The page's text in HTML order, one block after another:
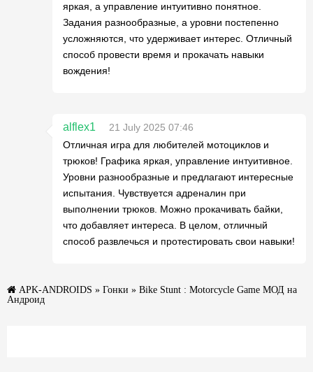
яркая, а управление интуитивно понятное.
Задания разнообразные, а уровни постепенно
усложняются, что удерживает интерес. Отличный
способ провести время и прокачать навыки
вождения!
alflex1
21 July 2025 07:46
Отличная игра для любителей мотоциклов и
трюков! Графика яркая, управление интуитивное.
Уровни разнообразные и предлагают интересные
испытания. Чувствуется адреналин при
выполнении трюков. Можно прокачивать байки,
что добавляет интереса. В целом, отличный
способ развлечься и протестировать свои навыки!
APK-ANDROIDS » Гонки » Bike Stunt : Motorcycle Game МОД на
Андроид